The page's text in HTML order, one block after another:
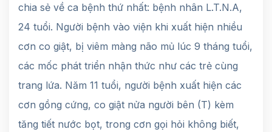
chia sẻ về ca bệnh thứ nhất: bệnh nhân L.T.N.A,
24 tuổi. Người bệnh vào viện khi xuất hiện nhiều
cơn co giật, bị viêm màng não mủ lúc 9 tháng tuổi,
các mốc phát triển nhận thức như các trẻ cùng
trang lứa. Năm 11 tuổi, người bệnh xuất hiện các
cơn gồng cứng, co giật nửa người bên (T) kèm
tăng tiết nước bọt, trong cơn gọi hỏi không biết,